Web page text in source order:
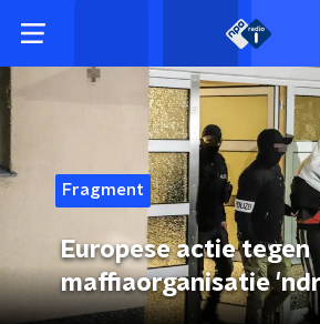
Fragment
Europese actie tegen
maffiaorganisatie